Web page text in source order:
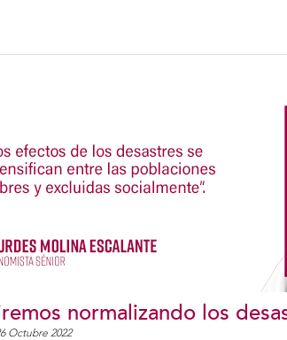
normalizando los
Octubre 2022